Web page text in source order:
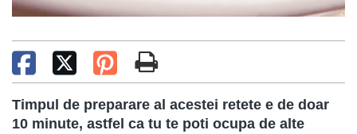
Timpul de preparare al acestei retete e de doar
10 minute, astfel ca tu te poti ocupa de alte